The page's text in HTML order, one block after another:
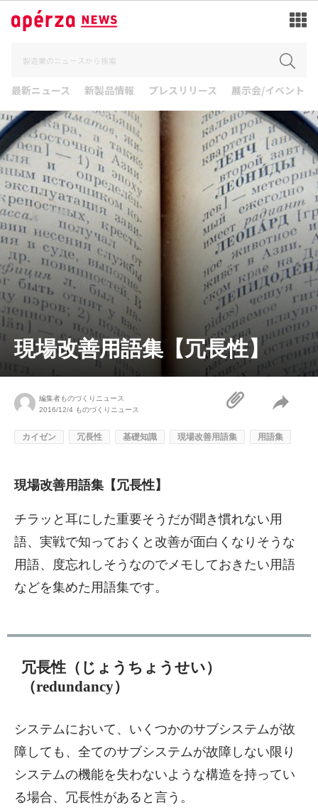
最新ニュース 新製品情報 プレスリリース 展示会/イベント
現場改善用語集【冗長性】
編集者ものづくりニュース
2016/12/4 ものづくりニュース
カイゼン 冗長性 基礎知識 現場改善用語集 用語集
現場改善用語集【冗長性】
チラッと耳にした重要そうだが聞き慣れない用
語、実戦で知っておくと改善が面白くなりそうな
用語、度忘れしそうなのでメモしておきたい用語
などを集めた用語集です。
冗長性（じょうちょうせい）
（redundancy）
システムにおいて、いくつかのサブシステムが故
障しても、全てのサブシステムが故障しない限り
システムの機能を失わないような構造を持ってい
る場合、冗長性があると言う。